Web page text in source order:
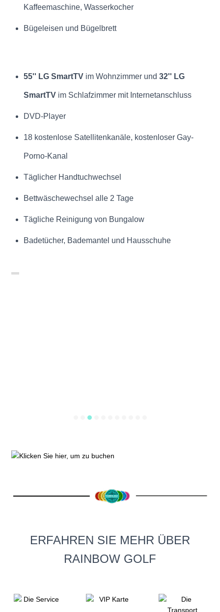
Kaffeemaschine, Wasserkocher
Bügeleisen und Bügelbrett
55'' LG SmartTVim Wohnzimmer und 32'' LG
SmartTVim Schlafzimmer mit Internetanschluss
DVD-Player
18 kostenlose Satellitenkanäle, kostenloser Gay-
Porno-Kanal
Täglicher Handtuchwechsel
Bettwäschewechsel alle 2 Tage
Tägliche Reinigung von Bungalow
Badetücher, Bademantel und Hausschuhe
ERFAHREN SIE MEHR ÜBER
RAINBOW GOLF